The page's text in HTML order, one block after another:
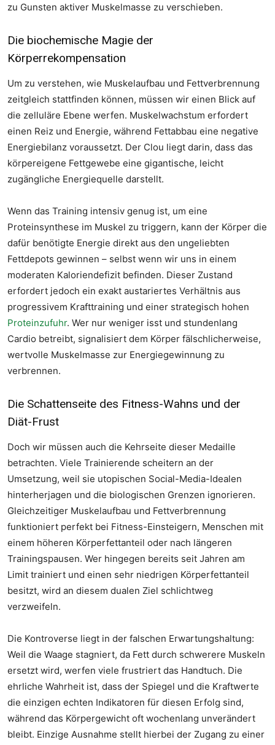
zu Gunsten aktiver Muskelmasse zu verschieben.
Die biochemische Magie der
Körperrekompensation
Um zu verstehen, wie Muskelaufbau und Fettverbrennung
zeitgleich stattfinden können, müssen wir einen Blick auf
die zelluläre Ebene werfen. Muskelwachstum erfordert
einen Reiz und Energie, während Fettabbau eine negative
Energiebilanz voraussetzt. Der Clou liegt darin, dass das
körpereigene Fettgewebe eine gigantische, leicht
zugängliche Energiequelle darstellt.
Wenn das Training intensiv genug ist, um eine
Proteinsynthese im Muskel zu triggern, kann der Körper die
dafür benötigte Energie direkt aus den ungeliebten
Fettdepots gewinnen – selbst wenn wir uns in einem
moderaten Kaloriendefizit befinden. Dieser Zustand
erfordert jedoch ein exakt austariertes Verhältnis aus
progressivem Krafttraining und einer strategisch hohen
Proteinzufuhr. Wer nur weniger isst und stundenlang
Cardio betreibt, signalisiert dem Körper fälschlicherweise,
wertvolle Muskelmasse zur Energiegewinnung zu
verbrennen.
Die Schattenseite des Fitness-Wahns und der
Diät-Frust
Doch wir müssen auch die Kehrseite dieser Medaille
betrachten. Viele Trainierende scheitern an der
Umsetzung, weil sie utopischen Social-Media-Idealen
hinterherjagen und die biologischen Grenzen ignorieren.
Gleichzeitiger Muskelaufbau und Fettverbrennung
funktioniert perfekt bei Fitness-Einsteigern, Menschen mit
einem höheren Körperfettanteil oder nach längeren
Trainingspausen. Wer hingegen bereits seit Jahren am
Limit trainiert und einen sehr niedrigen Körperfettanteil
besitzt, wird an diesem dualen Ziel schlichtweg
verzweifeln.
Die Kontroverse liegt in der falschen Erwartungshaltung:
Weil die Waage stagniert, da Fett durch schwerere Muskeln
ersetzt wird, werfen viele frustriert das Handtuch. Die
ehrliche Wahrheit ist, dass der Spiegel und die Kraftwerte
die einzigen echten Indikatoren für diesen Erfolg sind,
während das Körpergewicht oft wochenlang unverändert
bleibt. Einzige Ausnahme stellt hierbei der Zugang zu einer